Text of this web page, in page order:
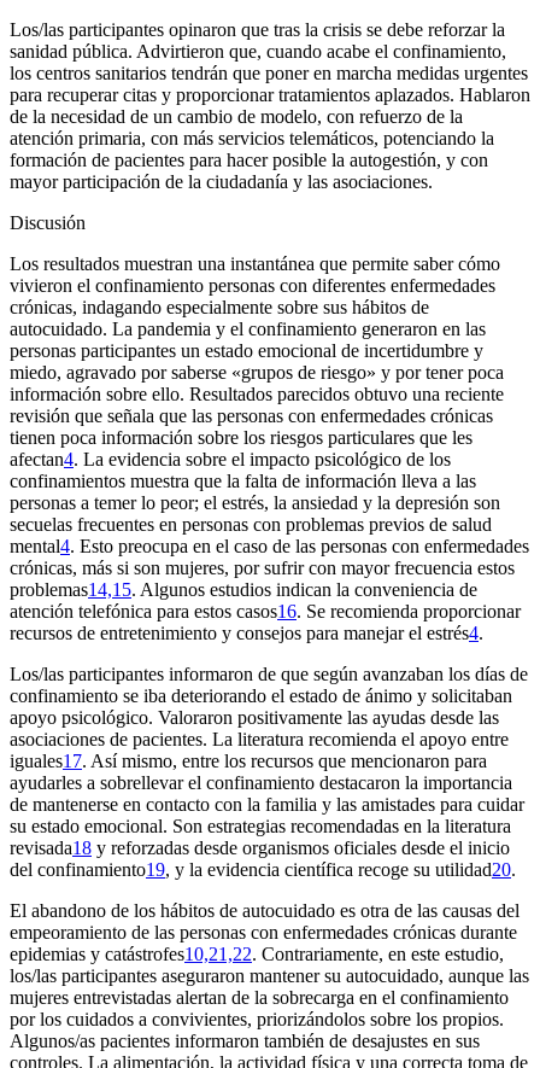
Los/las participantes opinaron que tras la crisis se debe reforzar la
sanidad pública. Advirtieron que, cuando acabe el confinamiento,
los centros sanitarios tendrán que poner en marcha medidas urgentes
para recuperar citas y proporcionar tratamientos aplazados. Hablaron
de la necesidad de un cambio de modelo, con refuerzo de la
atención primaria, con más servicios telemáticos, potenciando la
formación de pacientes para hacer posible la autogestión, y con
mayor participación de la ciudadanía y las asociaciones.
Discusión
Los resultados muestran una instantánea que permite saber cómo
vivieron el confinamiento personas con diferentes enfermedades
crónicas, indagando especialmente sobre sus hábitos de
autocuidado. La pandemia y el confinamiento generaron en las
personas participantes un estado emocional de incertidumbre y
miedo, agravado por saberse «grupos de riesgo» y por tener poca
información sobre ello. Resultados parecidos obtuvo una reciente
revisión que señala que las personas con enfermedades crónicas
tienen poca información sobre los riesgos particulares que les
afectan4. La evidencia sobre el impacto psicológico de los
confinamientos muestra que la falta de información lleva a las
personas a temer lo peor; el estrés, la ansiedad y la depresión son
secuelas frecuentes en personas con problemas previos de salud
mental4. Esto preocupa en el caso de las personas con enfermedades
crónicas, más si son mujeres, por sufrir con mayor frecuencia estos
problemas14,15. Algunos estudios indican la conveniencia de
atención telefónica para estos casos16. Se recomienda proporcionar
recursos de entretenimiento y consejos para manejar el estrés4.
Los/las participantes informaron de que según avanzaban los días de
confinamiento se iba deteriorando el estado de ánimo y solicitaban
apoyo psicológico. Valoraron positivamente las ayudas desde las
asociaciones de pacientes. La literatura recomienda el apoyo entre
iguales17. Así mismo, entre los recursos que mencionaron para
ayudarles a sobrellevar el confinamiento destacaron la importancia
de mantenerse en contacto con la familia y las amistades para cuidar
su estado emocional. Son estrategias recomendadas en la literatura
revisada18 y reforzadas desde organismos oficiales desde el inicio
del confinamiento19, y la evidencia científica recoge su utilidad20.
El abandono de los hábitos de autocuidado es otra de las causas del
empeoramiento de las personas con enfermedades crónicas durante
epidemias y catástrofes10,21,22. Contrariamente, en este estudio,
los/las participantes aseguraron mantener su autocuidado, aunque las
mujeres entrevistadas alertan de la sobrecarga en el confinamiento
por los cuidados a convivientes, priorizándolos sobre los propios.
Algunos/as pacientes informaron también de desajustes en sus
controles. La alimentación, la actividad física y una correcta toma de